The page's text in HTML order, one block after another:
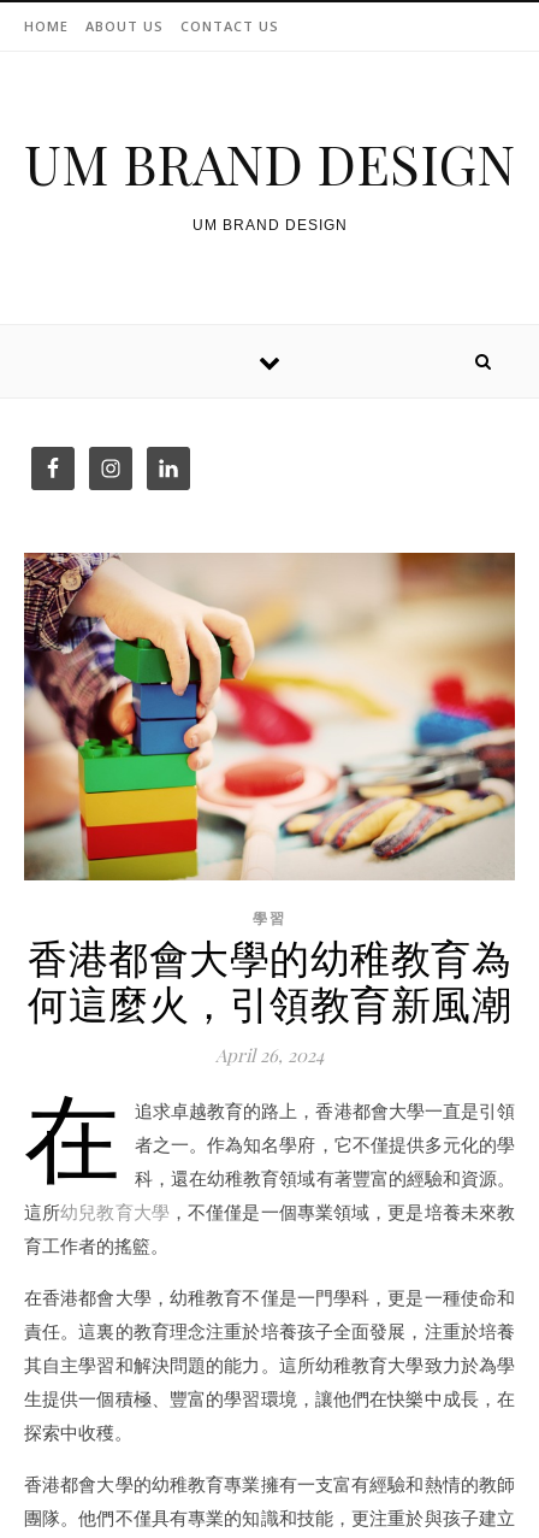
HOME ABOUT US CONTACT US
UM BRAND DESIGN
UM BRAND DESIGN
學習
香港都會大學的幼稚教育為
何這麼火，引領教育新風潮
April 26, 2024
在
追求卓越教育的路上，香港都會大學一直是引領
者之一。作為知名學府，它不僅提供多元化的學
科，還在幼稚教育領域有著豐富的經驗和資源。
這所幼兒教育大學 ，不僅僅是一個專業領域，更是培養未來教
育工作者的搖籃。
在香港都會大學，幼稚教育不僅是一門學科，更是一種使命和
責任。這裏的教育理念注重於培養孩子全面發展，注重於培養
其自主學習和解決問題的能力。這所幼稚教育大學致力於為學
生提供一個積極、豐富的學習環境，讓他們在快樂中成長，在
探索中收穫。
香港都會大學的幼稚教育專業擁有一支富有經驗和熱情的教師
團隊。他們不僅具有專業的知識和技能，更注重於與孩子建立